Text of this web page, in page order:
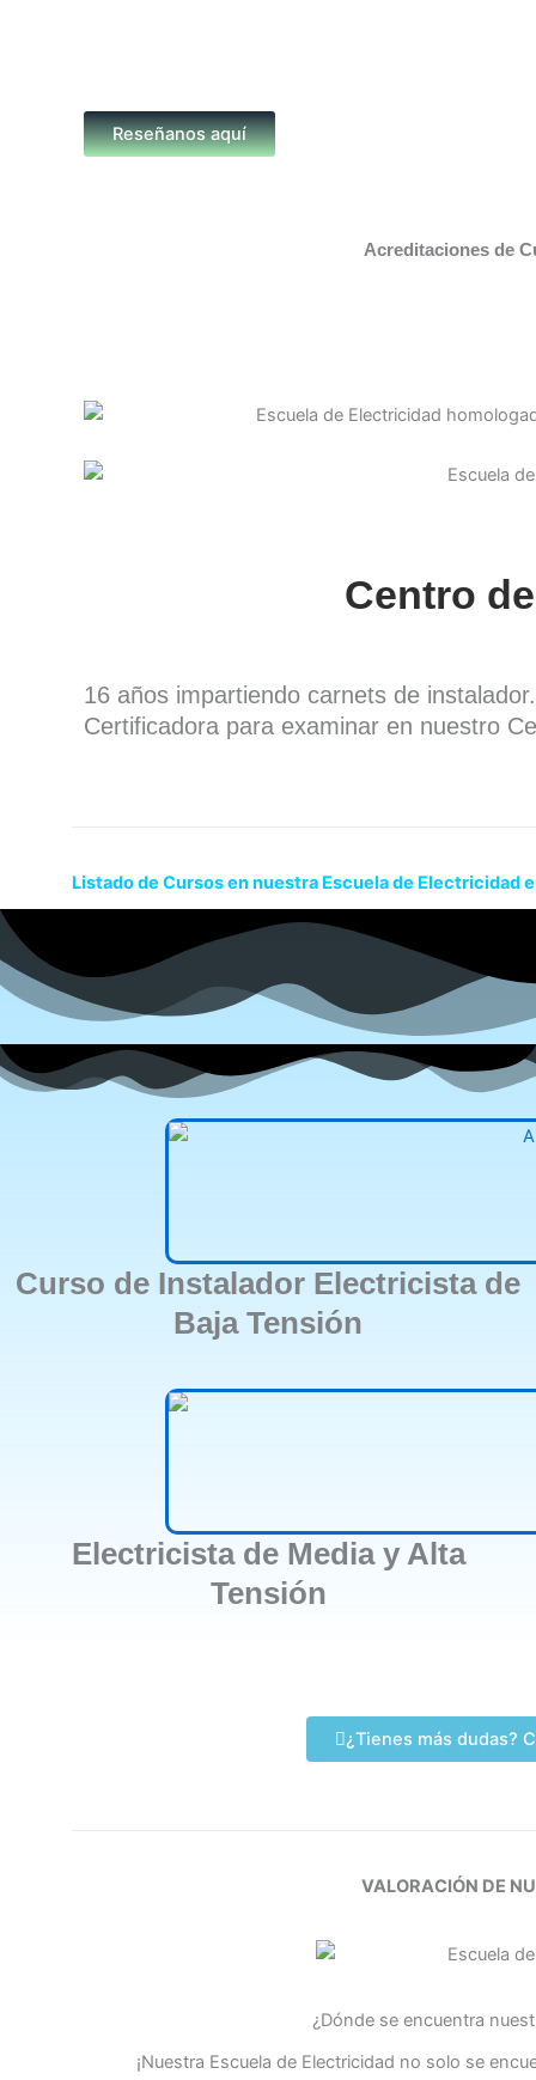
Reseñanos aquí
Acreditaciones de
Centro
16 años impartiendo carnets de
Certificadora para examinar en nuestro
Listado de Cursos en nuestra Escuela de Electricidad
Curso de Instalador Electricista de
Baja Tensión
Electricista de Media y Alta
Tensión
¿Tienes más dudas?
VALORACIÓN DE
¿Dónde se encuentra
¡Nuestra Escuela de Electricidad no solo se